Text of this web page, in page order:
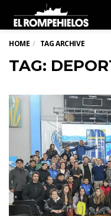
HOME TAG ARCHIVE
TAG: